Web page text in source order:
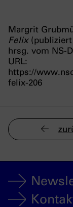
Margrit
Felix(publiziert
hrsg. vom NS-
URL:
https://
felix-206